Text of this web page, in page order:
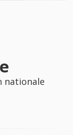
nationale